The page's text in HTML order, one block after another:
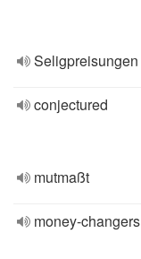
Seligpreisungen
conjectured
mutmaßt
money-changers